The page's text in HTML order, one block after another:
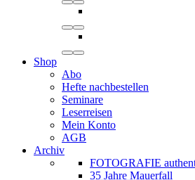
Shop
Abo
Hefte nachbestellen
Seminare
Leserreisen
Mein Konto
AGB
Archiv
FOTOGRAFIE
35 Jahre Mauerfall